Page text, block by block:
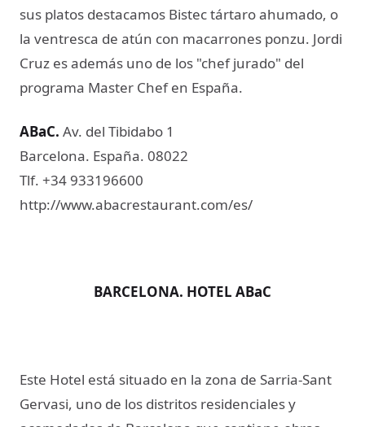
sus platos destacamos Bistec tártaro ahumado, o
la ventresca de atún con macarrones ponzu. Jordi
Cruz es además uno de los "chef jurado" del
programa Master Chef en España.
ABaC​. Av. del Tibidabo 1
Barcelona. España. 08022
Tlf. +34 933196600
http://www.abacrestaurant.com/es/
BARCELONA. HOTEL ABaC
Este Hotel está situado en la zona de Sarria-Sant
Gervasi, uno de los distritos residenciales y